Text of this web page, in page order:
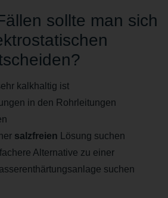
sollte man sich
kalkhaltig ist
in den Rohrleitungen
salzfreien Lösung suchen
Alternative zu einer
suchen